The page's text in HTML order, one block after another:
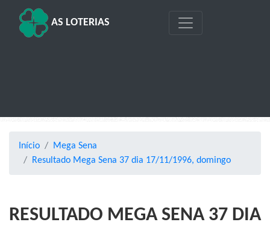
AS LOTERIAS
Início
Mega Sena
Resultado Mega Sena 37 dia 17/11/1996, domingo
RESULTADO MEGA SENA 37 DIA